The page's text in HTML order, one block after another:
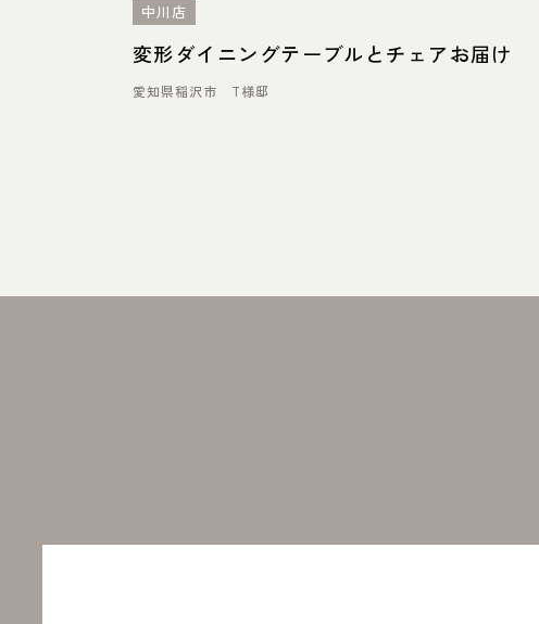
中川店
変形ダイニングテーブルとチェアお届け
愛知県稲沢市 T様邸